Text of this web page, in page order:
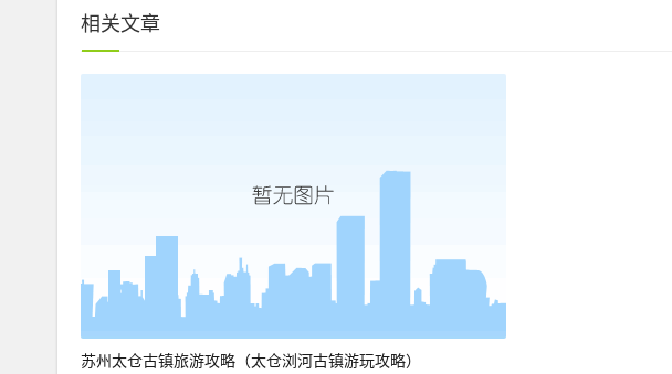
相关文章
苏州太仓古镇旅游攻略（太仓浏河古镇游玩攻略）